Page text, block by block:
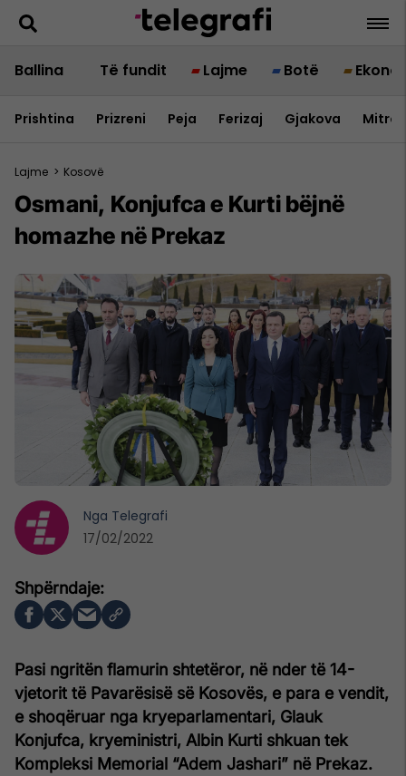
Ballina Të fundit Lajme Botë
Prishtina Prizreni Peja Ferizaj Gjakova
Lajme > Kosovë
​Osmani, Konjufca e Kurti bëjnë
homazhe në Prekaz
Pasi ngritën flamurin shtetëror, në nder të 14-
vjetorit të Pavarësisë së Kosovës, e para e vendit,
e shoqëruar nga kryeparlamentari, Glauk
Konjufca, kryeministri, Albin Kurti shkuan tek
Kompleksi Memorial “Adem Jashari” në Prekaz.
Nga Telegrafi
17/02/2022